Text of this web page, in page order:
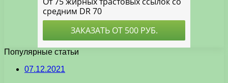
Популярные статьи
07.12.2021